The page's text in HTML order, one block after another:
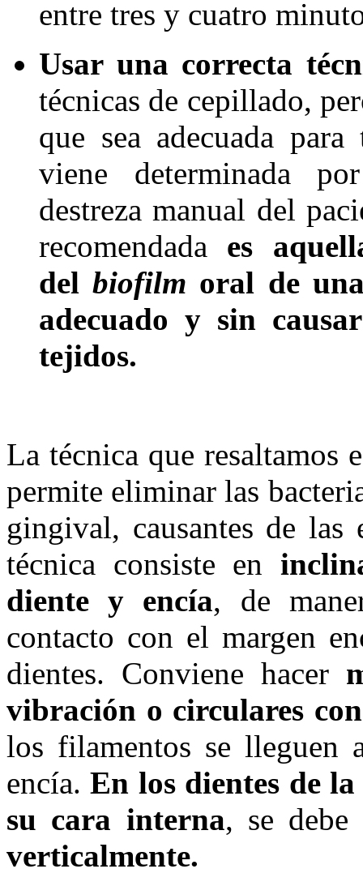
entre tres y cuatro
Usar una correcta
técnicas de cepillado,
que sea adecuada
viene determinada
destreza manual del
recomendada es
delbiofilm oral de
adecuado y sin
tejidos.
La técnica que resaltamos
permite eliminar las
gingival, causantes de las
técnica consiste en
diente y encía, de
contacto con el margen
dientes. Conviene hacer
vibración o circulares
los filamentos se lleguen
encía.En los dientes de
su cara interna, se
verticalmente.